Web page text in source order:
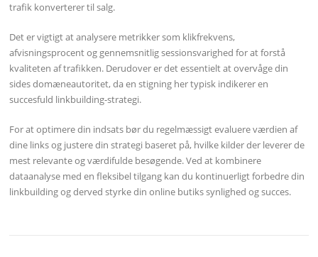
trafik konverterer til salg.
Det er vigtigt at analysere metrikker som klikfrekvens,
afvisningsprocent og gennemsnitlig sessionsvarighed for at forstå
kvaliteten af trafikken. Derudover er det essentielt at overvåge din
sides domæneautoritet, da en stigning her typisk indikerer en
succesfuld linkbuilding-strategi.
For at optimere din indsats bør du regelmæssigt evaluere værdien af
dine links og justere din strategi baseret på, hvilke kilder der leverer de
mest relevante og værdifulde besøgende. Ved at kombinere
dataanalyse med en fleksibel tilgang kan du kontinuerligt forbedre din
linkbuilding og derved styrke din online butiks synlighed og succes.